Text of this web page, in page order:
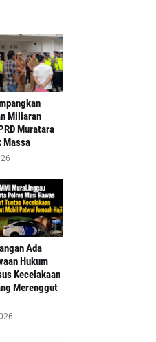
Miliaran
Muratara
Massa
Ada
Hukum
Kecelakaan
Merenggut